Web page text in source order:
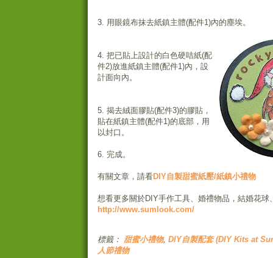
3. 用眼鏡布抹去紙鎮主體(配件1)內的塵埃。
4. 把已貼上設計的白色硬咭紙(配
件2)放進紙鎮主體(配件1)內，設
計面向內。
5. 揭去絨面膠貼(配件3)的膠貼，
貼在紙鎮主體(配件1)的底部，用
以封口。
6. 完成。
有關文章，請看DIY自製甜蜜紙壓/紙鎮小禮物
想看更多關於DIY手作工具、婚禮物品，結婚花球
http://www.sumlook.com/
標籤： 甜蜜小禮物, DIY自製配套 (DIY Kits at
人節禮物